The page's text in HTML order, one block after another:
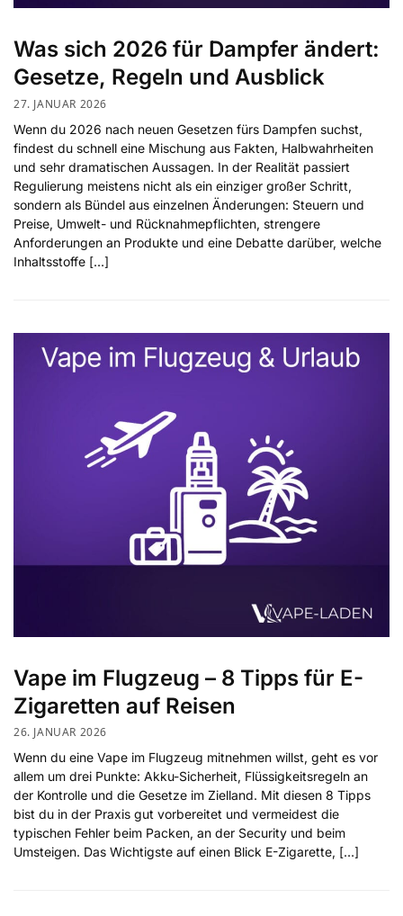
Was sich 2026 für Dampfer ändert:
Gesetze, Regeln und Ausblick
27. JANUAR 2026
Wenn du 2026 nach neuen Gesetzen fürs Dampfen suchst,
findest du schnell eine Mischung aus Fakten, Halbwahrheiten
und sehr dramatischen Aussagen. In der Realität passiert
Regulierung meistens nicht als ein einziger großer Schritt,
sondern als Bündel aus einzelnen Änderungen: Steuern und
Preise, Umwelt- und Rücknahmepflichten, strengere
Anforderungen an Produkte und eine Debatte darüber, welche
Inhaltsstoffe […]
Vape im Flugzeug – 8 Tipps für E-
Zigaretten auf Reisen
26. JANUAR 2026
Wenn du eine Vape im Flugzeug mitnehmen willst, geht es vor
allem um drei Punkte: Akku-Sicherheit, Flüssigkeitsregeln an
der Kontrolle und die Gesetze im Zielland. Mit diesen 8 Tipps
bist du in der Praxis gut vorbereitet und vermeidest die
typischen Fehler beim Packen, an der Security und beim
Umsteigen. Das Wichtigste auf einen Blick E-Zigarette, […]